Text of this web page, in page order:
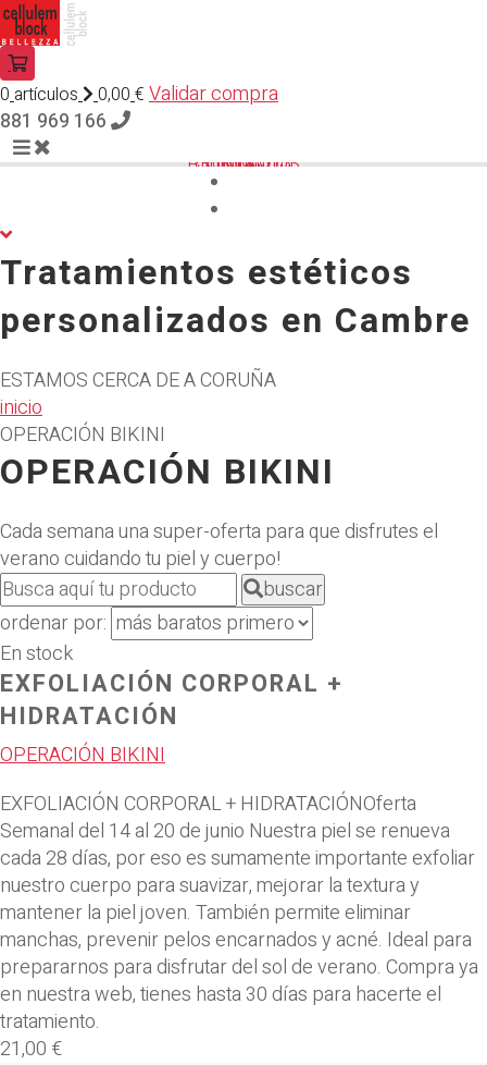
0 artículos 0,00 € Validar compra
881 969 166
INICIO
SERVICIOS
PRODUCTOS
CONTACTO
Tratamientos estéticos
personalizados en Cambre
ESTAMOS CERCA DE A CORUÑA
inicio
OPERACIÓN BIKINI
OPERACIÓN BIKINI
Cada semana una super-oferta para que disfrutes el
verano cuidando tu piel y cuerpo!
buscar
ordenar por:
En stock
EXFOLIACIÓN CORPORAL +
HIDRATACIÓN
OPERACIÓN BIKINI
EXFOLIACIÓN CORPORAL + HIDRATACIÓNOferta
Semanal del 14 al 20 de junio Nuestra piel se renueva
cada 28 días, por eso es sumamente importante exfoliar
nuestro cuerpo para suavizar, mejorar la textura y
mantener la piel joven. También permite eliminar
manchas, prevenir pelos encarnados y acné. Ideal para
prepararnos para disfrutar del sol de verano. Compra ya
en nuestra web, tienes hasta 30 días para hacerte el
tratamiento.
21,00 €